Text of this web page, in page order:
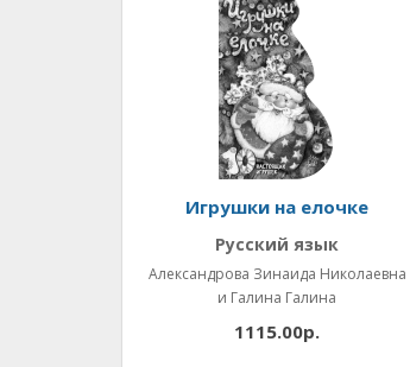
Игрушки на елочке
Русский язык
Александрова Зинаида Николаевна
и Галина Галина
1115.00р.